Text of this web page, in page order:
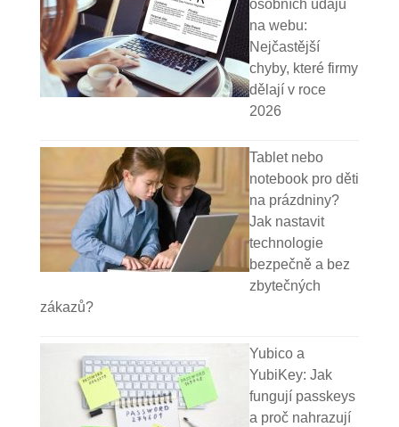
osobních údajů
na webu:
Nejčastější
chyby, které firmy
dělají v roce
2026
Tablet nebo
notebook pro děti
na prázdniny?
Jak nastavit
technologie
bezpečně a bez
zbytečných
zákazů?
Yubico a
YubiKey: Jak
fungují passkeys
a proč nahrazují